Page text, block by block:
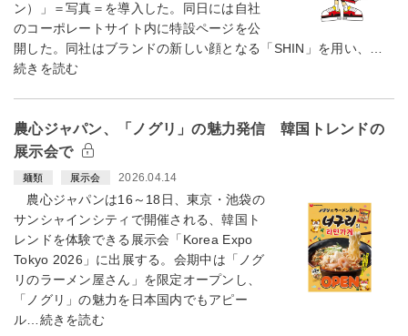
ン）」＝写真＝を導入した。同日には自社
のコーポレートサイト内に特設ページを公
開した。同社はブランドの新しい顔となる「SHIN」を用い、…
続きを読む
農心ジャパン、「ノグリ」の魅力発信 韓国トレンドの
展示会で
麺類 展示会 2026.04.14
農心ジャパンは16～18日、東京・池袋の
サンシャインシティで開催される、韓国ト
レンドを体験できる展示会「Korea Expo
Tokyo 2026」に出展する。会期中は「ノグ
リのラーメン屋さん」を限定オープンし、
「ノグリ」の魅力を日本国内でもアピー
ル…続きを読む